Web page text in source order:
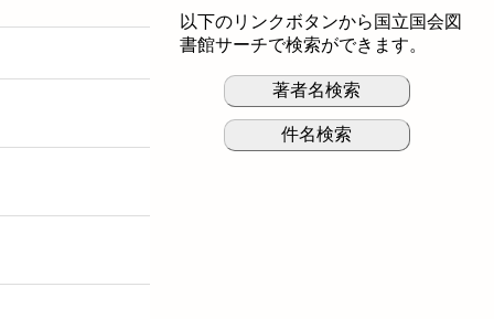
以下のリンクボタンから国立国会図
書館サーチで検索ができます。
著者名検索
件名検索